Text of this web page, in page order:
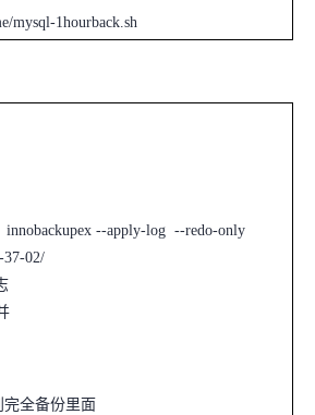
1hourback.sh
--apply-log --redo-only
37-02/
全备份里面